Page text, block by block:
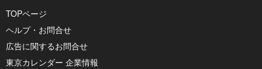
TOPページ
ヘルプ・お問合せ
広告に関するお問合せ
東京カレンダー 企業情報